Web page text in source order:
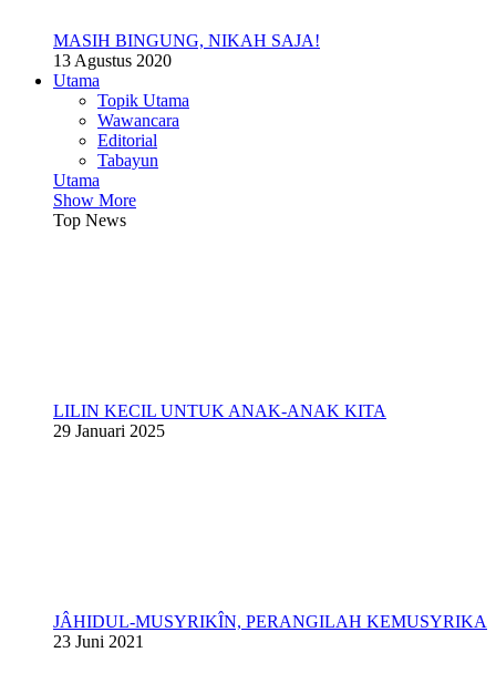
MASIH BINGUNG, NIKAH SAJA!
13 Agustus 2020
Utama
Topik Utama
Wawancara
Editorial
Tabayun
Utama
Show More
Top News
LILIN KECIL UNTUK ANAK-ANAK KITA
29 Januari 2025
JÂHIDUL-MUSYRIKÎN, PERANGILAH KEMUSYRIKA
23 Juni 2021